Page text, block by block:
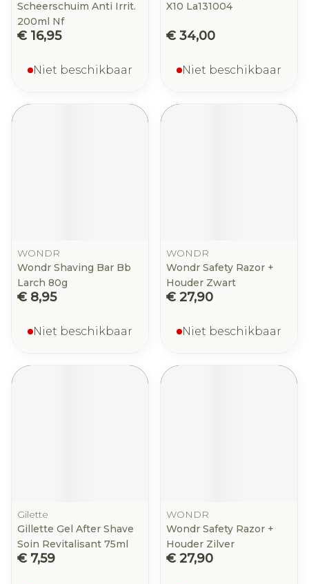
Scheerschuim Anti Irrit.
200ml Nf
€ 16,95
Niet beschikbaar
X10 La131004
€ 34,00
Niet beschikbaar
WONDR
Wondr Shaving Bar Bb
Larch 80g
€ 8,95
Niet beschikbaar
WONDR
Wondr Safety Razor +
Houder Zwart
€ 27,90
Niet beschikbaar
Gilette
Gillette Gel After Shave
Soin Revitalisant 75ml
€ 7,59
WONDR
Wondr Safety Razor +
Houder Zilver
€ 27,90